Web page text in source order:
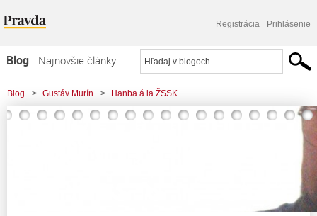
Registrácia Prihlásenie
Blog
Najnovšie články
Najčítanejšie články
Najkomentovanejšie články
Blog > Gustáv Murín > Hanba á la ŽSSK